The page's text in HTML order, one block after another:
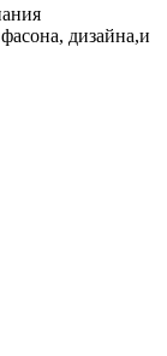
дизайна,и